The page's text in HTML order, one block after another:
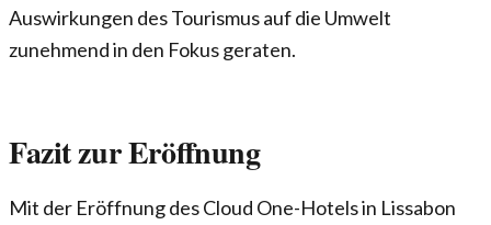
Auswirkungen des Tourismus auf die Umwelt
zunehmend in den Fokus geraten.
Fazit zur Eröffnung
Mit der Eröffnung des Cloud One-Hotels in Lissabon